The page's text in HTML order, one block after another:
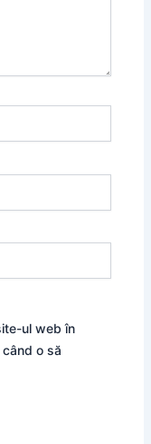
ul web în
o să